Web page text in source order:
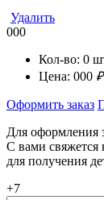
Удалить
000
Кол-во: 0
Цена: 000 ₽
Оформить заказ
Для оформления
С вами свяжется
для получения
+7